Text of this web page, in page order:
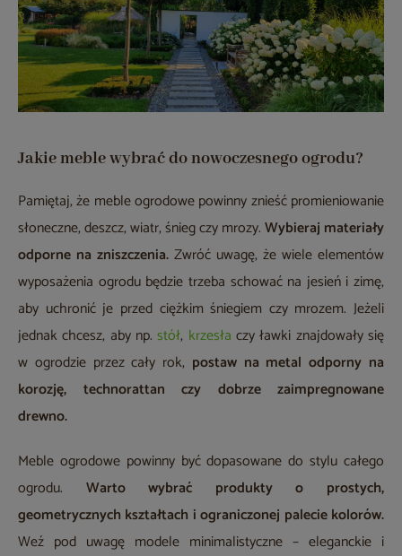
Jakie meble wybrać do nowoczesnego ogrodu?
Pamiętaj, że meble ogrodowe powinny znieść promieniowanie
słoneczne, deszcz, wiatr, śnieg czy mrozy.Wybieraj materiały
odporne na zniszczenia. Zwróć uwagę, że wiele elementów
wyposażenia ogrodu będzie trzeba schować na jesień i zimę,
aby uchronić je przed ciężkim śniegiem czy mrozem. Jeżeli
jednak chcesz, aby np.stół, krzesła czy ławki znajdowały się
w ogrodzie przez cały rok, postaw na metal odporny na
korozję, technorattan czy dobrze zaimpregnowane
drewno.
Meble ogrodowe powinny być dopasowane do stylu całego
ogrodu. Warto wybrać produkty o prostych,
geometrycznych kształtach i ograniczonej palecie kolorów.
Weź pod uwagę modele minimalistyczne – eleganckie i